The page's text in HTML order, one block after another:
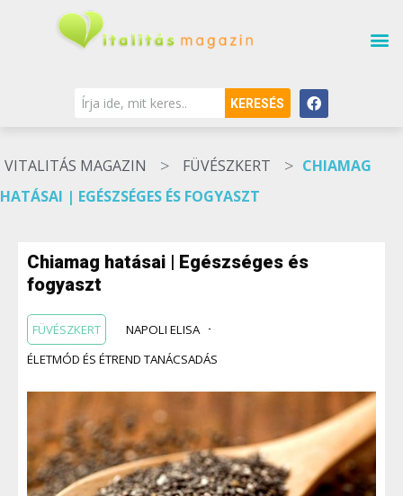
KERESÉS
VITALITÁS MAGAZIN > FÜVÉSZKERT > CHIAMAG
HATÁSAI | EGÉSZSÉGES ÉS FOGYASZT
Chiamag hatásai | Egészséges és
fogyaszt
FÜVÉSZKERT
NAPOLI ELISA
ÉLETMÓD ÉS ÉTREND TANÁCSADÁS